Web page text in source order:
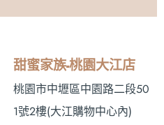
甜蜜家族-桃園大江店
桃園市中壢區中園路二段50
1號2樓 (大江購物中心內)